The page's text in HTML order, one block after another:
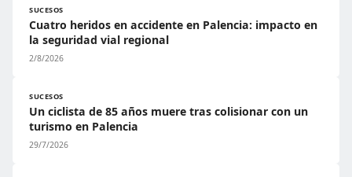
SUCESOS
Cuatro heridos en accidente en Palencia: impacto en
la seguridad vial regional
2/8/2026
SUCESOS
Un ciclista de 85 años muere tras colisionar con un
turismo en Palencia
29/7/2026